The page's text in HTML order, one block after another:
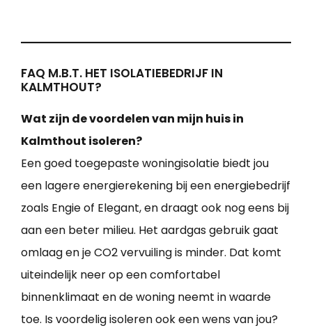
FAQ M.B.T. HET ISOLATIEBEDRIJF IN
KALMTHOUT?
Wat zijn de voordelen van mijn huis in
Kalmthout isoleren?
Een goed toegepaste woningisolatie biedt jou
een lagere energierekening bij een energiebedrijf
zoals Engie of Elegant, en draagt ook nog eens bij
aan een beter milieu. Het aardgas gebruik gaat
omlaag en je CO2 vervuiling is minder. Dat komt
uiteindelijk neer op een comfortabel
binnenklimaat en de woning neemt in waarde
toe. Is voordelig isoleren ook een wens van jou?